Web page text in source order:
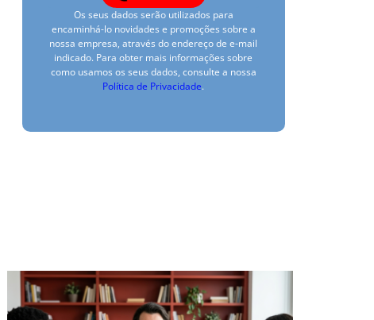
Os seus dados serão utilizados para
encaminhá-lo novidades e promoções sobre a
nossa empresa, através do endereço de e-mail
indicado. Para obter mais informações sobre
como usamos os seus dados, consulte a nossa
Política de Privacidade.